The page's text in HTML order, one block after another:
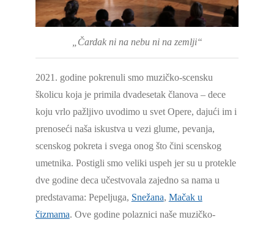
„Čardak ni na nebu ni na zemlji“
2021. godine pokrenuli smo muzičko-scensku
školicu koja je primila dvadesetak članova – dece
koju vrlo pažljivo uvodimo u svet Opere, dajući im i
prenoseći naša iskustva u vezi glume, pevanja,
scenskog pokreta i svega onog što čini scenskog
umetnika. Postigli smo veliki uspeh jer su u protekle
dve godine deca učestvovala zajedno sa nama u
predstavama: Pepeljuga, Snežana, Mačak u
čizmama. Ove godine polaznici naše muzičko-